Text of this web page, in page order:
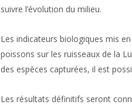
suivre l’évolution du milieu.
Les indicateurs biologiques mis
poissons sur les ruisseaux de la
des espèces capturées, il est
Les résultats définitifs seront